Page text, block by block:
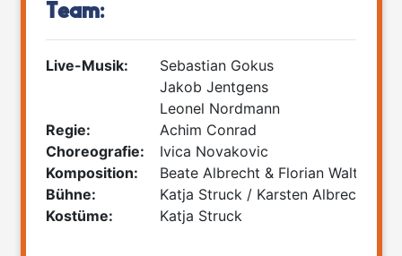
Team:
Live-Musik:
Sebastian Gokus
Jakob Jentgens
Leonel Nordmann
Regie:
Achim Conrad
Choreografie:
Ivica Novakovic
Komposition:
Beate Albrecht & Florian Walter
Bühne:
Katja Struck / Karsten Albrecht
Kostüme:
Katja Struck